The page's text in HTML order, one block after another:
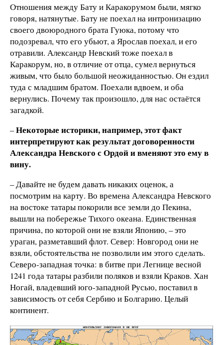
Отношения между Бату и Каракорумом были, мягко
говоря, натянутые. Бату не поехал на интронизацию
своего двоюродного брата Гуюка, потому что
подозревал, что его убьют, а Ярослав поехал, и его
отравили. Александр Невский тоже поехал в
Каракорум, но, в отличие от отца, сумел вернуться
живым, что было большой неожиданностью. Он ездил
туда с младшим братом. Поехали вдвоем, и оба
вернулись. Почему так произошло, для нас остаётся
загадкой.
–Некоторые историки, например, этот факт
интерпретируют как результат договоренности
Александра Невского с Ордой и вменяют это ему в
вину.
– Давайте не будем давать никаких оценок, а
посмотрим на карту. Во времена Александра Невского
на востоке татары покорили все земли до Пекина,
вышли на побережье Тихого океана. Единственная
причина, по которой они не взяли Японию, – это
ураган, разметавший флот. Север: Новгород они не
взяли, обстоятельства не позволили им этого сделать.
Северо-западная точка: в битве при Легнице весной
1241 года татары разбили поляков и взяли Краков. Хан
Ногай, владевший юго-западной Русью, поставил в
зависимость от себя Сербию и Болгарию. Целый
континент.